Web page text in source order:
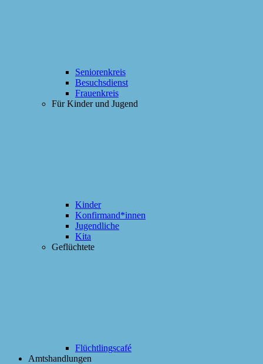
Seniorenkreis
Besuchsdienst
Frauenkreis
Für Kinder und Jugend
Kinder
Konfirmand*innen
Jugendliche
Kita
Geflüchtete
Flüchtlingscafé
Amtshandlungen